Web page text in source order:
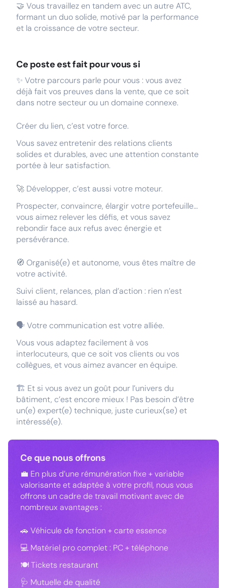
🤝 Vous travaillez en tandem avec un autre ATC,
formant un duo solide, motivé par la performance
et la croissance de votre secteur.
Ce poste est fait pour vous si
✨ Votre parcours parle pour vous : vous avez
déjà fait vos preuves dans la vente, que ce soit
dans notre secteur ou un domaine connexe.
Créer du lien, c’est votre force.
Vous savez entretenir des relations clients
solides et durables, avec une attention constante
portée à leur satisfaction.
🚀 Développer, c’est aussi votre moteur.
Prospecter, convaincre, élargir votre portefeuille…
vous aimez relever les défis, et vous savez
rebondir face aux refus avec énergie et
persévérance.
🧭 Organisé(e) et autonome, vous êtes maître de
votre activité.
Suivi client, relances, plan d’action : rien n’est
laissé au hasard.
🗣️ Votre communication est votre alliée.
Vous vous adaptez facilement à vos
interlocuteurs, que ce soit vos clients ou vos
collègues, et vous aimez avancer en équipe.
🏗️ Et si vous avez un goût pour l’univers du
bâtiment, c’est encore mieux ! Pas besoin d’être
un(e) expert(e) technique, juste curieux(se) et
intéressé(e).
Ce que nous offrons
💼 En plus d’une rémunération fixe + variable
valorisante et adaptée à votre profil, nous vous
offrons un cadre de travail motivant avec de
nombreux avantages :
🚗 Véhicule de fonction + carte essence
💻 Matériel pro complet : PC + téléphone
🍽️ Tickets restaurant
🩺 Mutuelle de qualité